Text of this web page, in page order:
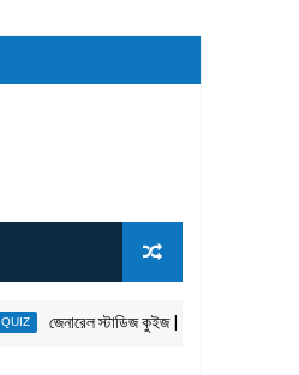
জেনারেল স্টাডিজ কুইজ | General Studies